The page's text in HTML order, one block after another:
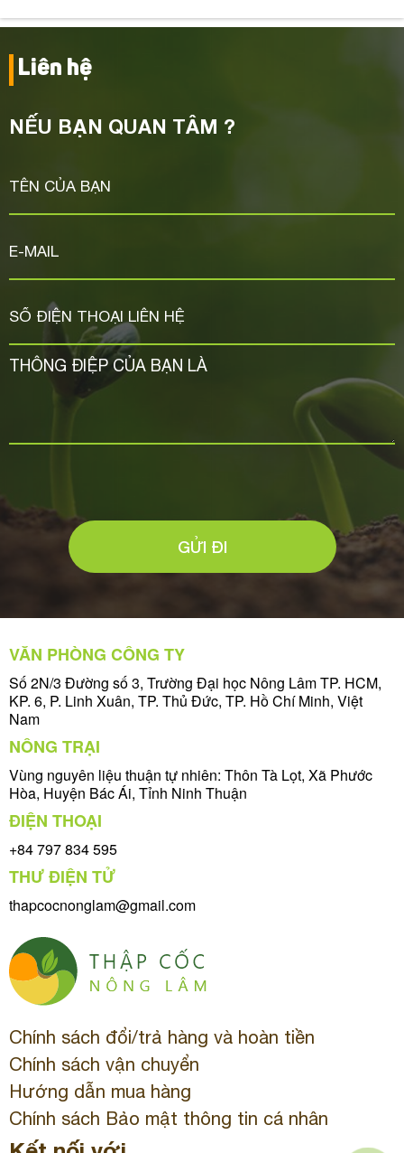
Liên hệ
NẾU BẠN QUAN TÂM ?
GỬI ĐI
VĂN PHÒNG CÔNG TY
Số 2N/3 Đường số 3, Trường Đại học Nông Lâm TP. HCM,
KP. 6, P. Linh Xuân, TP. Thủ Đức, TP. Hồ Chí Minh, Việt
Nam
NÔNG TRẠI
Vùng nguyên liệu thuận tự nhiên: Thôn Tà Lọt, Xã Phước
Hòa, Huyện Bác Ái, Tỉnh Ninh Thuận
ĐIỆN THOẠI
+84 797 834 595
THƯ ĐIỆN TỬ
thapcocnonglam@gmail.com
Chính sách đổi/trả hàng và hoàn tiền
Chính sách vận chuyển
Hướng dẫn mua hàng
Chính sách Bảo mật thông tin cá nhân